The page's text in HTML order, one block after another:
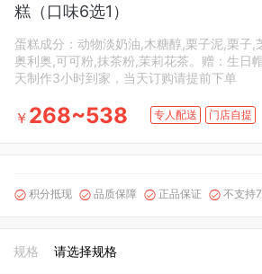
糕（口味6选1）
蛋糕成分：动物淡奶油,木糖醇,栗子泥,栗子,
奥利奥,可可粉,抹茶粉,茉莉花茶。赠：生日
天制作3小时到家，当天订购请提前下单
￥ 268~538 专人配送 门店自提
 积分抵现  品质保障  正品保证  不支持
规格 请选择规格